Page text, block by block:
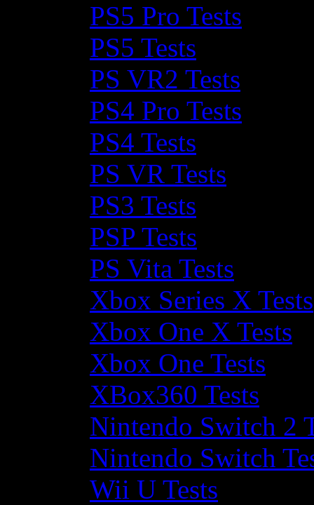
PS5 Pro Tests
PS5 Tests
PS VR2 Tests
PS4 Pro Tests
PS4 Tests
PS VR Tests
PS3 Tests
PSP Tests
PS Vita Tests
Xbox Series X Tests
Xbox One X Tests
Xbox One Tests
XBox360 Tests
Nintendo Switch 2
Nintendo Switch
Wii U Tests